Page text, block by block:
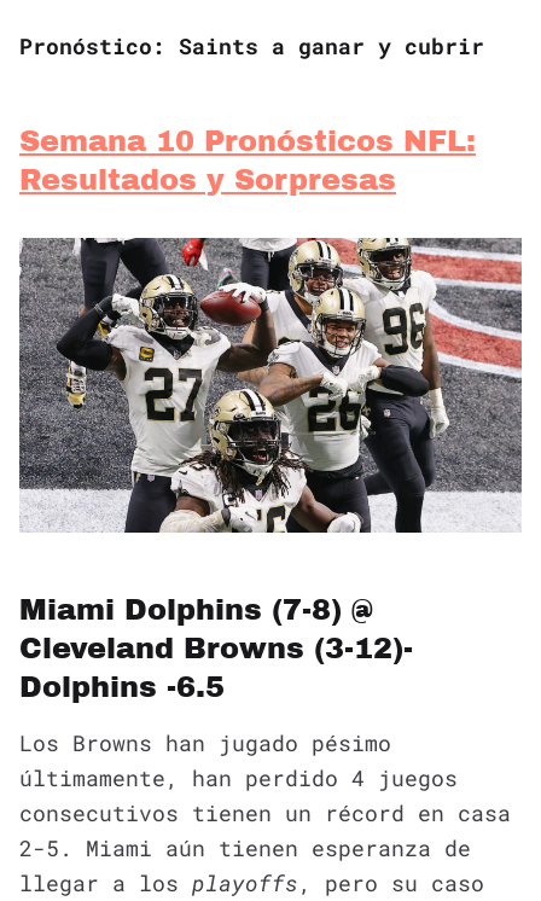
Pronóstico: Saints a ganar y cubrir
Semana 10 Pronósticos NFL:
Resultados y Sorpresas
Miami Dolphins (7-8) @
Cleveland Browns (3-12)-
Dolphins -6.5
Los Browns han jugado pésimo
últimamente, han perdido 4 juegos
consecutivos tienen un récord en casa
2-5. Miami aún tienen esperanza de
llegar a los playoffs , pero su caso